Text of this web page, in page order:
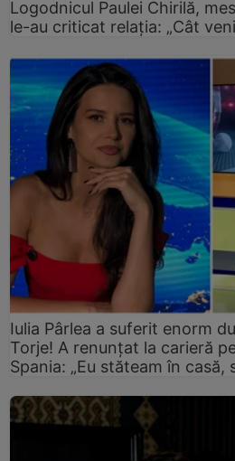
Logodnicul Paulei Chirilă,
le-au criticat relația: „Cât
Iulia Pârlea a suferit enorm
Torje! A renunțat la carieră
Spania: „Eu stăteam în casă,